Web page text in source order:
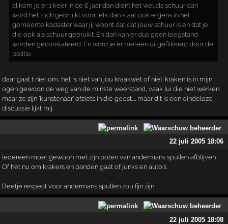
al kom je er 1 keer in de 6 jaar dan dient het wel als schuur dan
word het toch gebruikt voor iets dan staat ook ergens in het
gemeente kadaster waar jij woont dat dat jouw schuur is en dat je
die ook als schuur gebruikt. En dan kan er dus geen leegstand
worden geconstateerd. En word je er meteen uitgeflikkerd door de
politie.
daar gaat t niet om, het is niet van jou kraakwet of niet. kraken is in mijn
ogen gewoon de weg van de minste weerstand, vaak lui die niet werken
maar ze zijn 'kunstenaar' ofziets in die geest.... maar dit is een eindeloze
discussie lijkt mij.
22 juli 2005 18:06
Iedereen moet gewoon met zijn poten van andermans spullen afblijven.
Of het nu om krakers en panden gaat of junks en auto's.
Beetje respect voor andermans spullen zou fijn zijn.
22 juli 2005 18:08